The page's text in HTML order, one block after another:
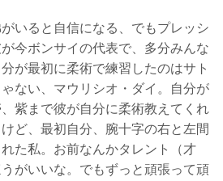
いると自信になる、でもプレッシ
今ボンサイの代表で、多分みんな
が最初に柔術で練習したのはサト
ない、マウリシオ・ダイ。自分が
紫まで彼が自分に柔術教えてくれ
ど、最初自分、腕十字の右と左間
た私。お前なんかタレント（才
がいいな。でもずっと頑張って頑